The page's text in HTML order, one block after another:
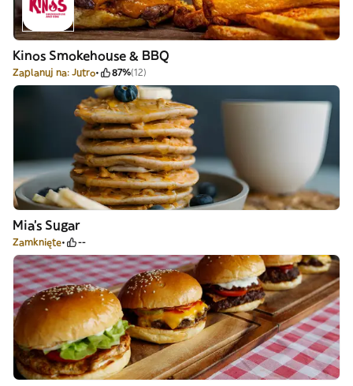
Kinos Smokehouse & BBQ
Zaplanuj na: Jutro 87%(12)
Mia's Sugar
Zamknięte --